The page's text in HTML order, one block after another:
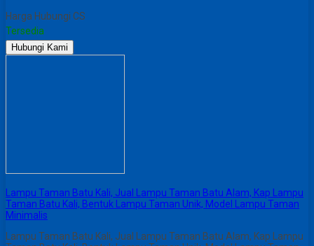
Harga Hubungi CS
Tersedia
Hubungi Kami
Lampu Taman Batu Kali, Jual Lampu Taman Batu Alam, Kap Lampu
Taman Batu Kali, Bentuk Lampu Taman Unik, Model Lampu Taman
Minimalis
Lampu Taman Batu Kali, Jual Lampu Taman Batu Alam, Kap Lampu